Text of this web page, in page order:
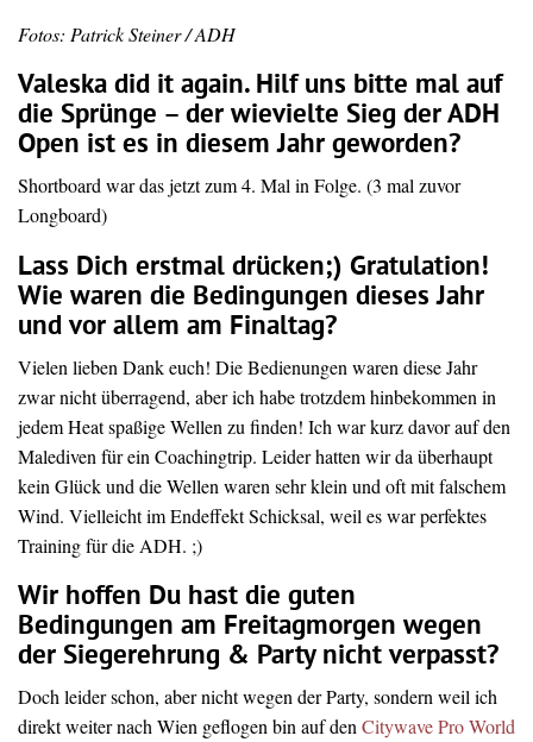
Fotos: Patrick Steiner / ADH
Valeska did it again. Hilf uns bitte mal auf
die Sprünge – der wievielte Sieg der ADH
Open ist es in diesem Jahr geworden?
Shortboardwar das jetzt zum 4. Mal in Folge. (3 mal zuvor
Longboard)
Lass Dich erstmal drücken;) Gratulation!
Wie waren die Bedingungen dieses Jahr
und vor allem am Finaltag?
Vielen lieben Dank euch! Die Bedienungen waren diese Jahr
zwar nicht überragend, aber ich habe trotzdem hinbekommen in
jedem Heat spaßige Wellen zu finden! Ich war kurz davor auf den
Malediven für ein Coachingtrip. Leider hatten wir da überhaupt
kein Glück und die Wellen waren sehr klein und oft mit falschem
Wind. Vielleicht im Endeffekt Schicksal, weil es war perfektes
Training für die ADH. ;)
Wir hoffen Du hast die guten
Bedingungen am Freitagmorgen wegen
der Siegerehrung & Party nicht verpasst?
Doch leider schon, aber nicht wegen der Party, sondern weil ich
direkt weiter nach Wien geflogen bin auf den Citywave Pro World